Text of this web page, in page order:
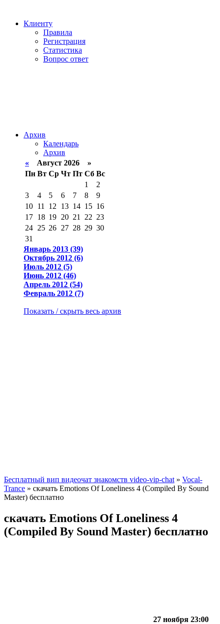
Клиенту
Правила
Регистрация
Статистика
Вопрос ответ
Архив
Календарь
Архив
« Август 2026 »
Пн Вт Ср Чт Пт Сб Вс
1
2
3
4 5 6 7 8
9
10 11 12 13 14 15 16
17 18 19 20 21 22 23
24 25 26 27 28 29 30
31
Январь 2013 (39)
Октябрь 2012 (6)
Июль 2012 (5)
Июнь 2012 (46)
Апрель 2012 (54)
Февраль 2012 (7)
Показать / скрыть весь архив
Бесплатный вип видеочат знакомств video-vip-chat » Vocal-
Trance » скачать Emotions Of Loneliness 4 (Compiled By Sound
Master) бесплатно
скачать Emotions Of Loneliness 4
(Compiled By Sound Master) бесплатно
27 ноября 23:00